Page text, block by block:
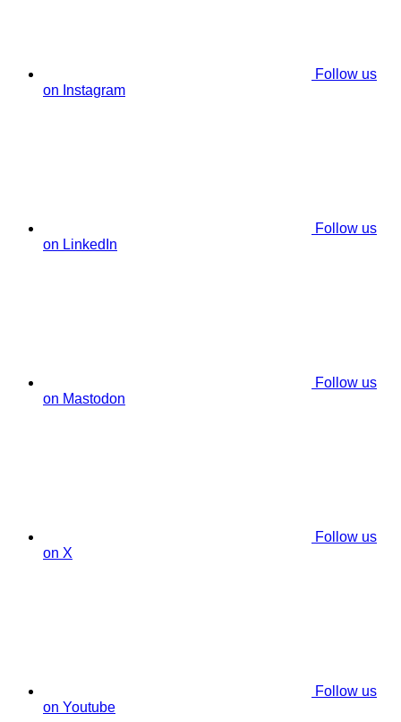
Follow us
on Instagram
Follow us
on LinkedIn
Follow us
on Mastodon
Follow us
on X
Follow us
on Youtube